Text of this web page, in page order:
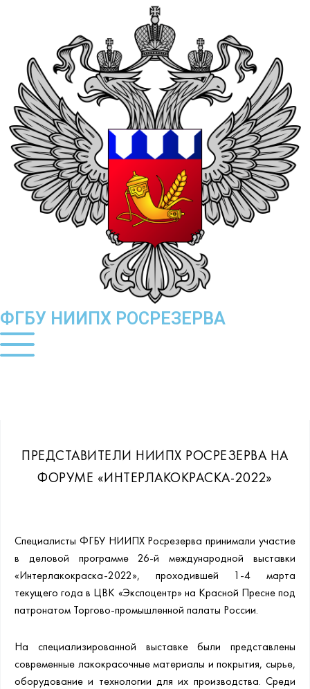
ФГБУ НИИПХ РОСРЕЗЕРВА
ПРЕДСТАВИТЕЛИ НИИПХ РОСРЕЗЕРВА НА
ФОРУМЕ «ИНТЕРЛАКОКРАСКА-2022»
Специалисты ФГБУ НИИПХ Росрезерва принимали участие
в деловой программе 26-й международной выставки
«Интерлакокраска-2022», проходившей 1-4 марта
текущего года в ЦВК «Экспоцентр» на Красной Пресне под
патронатом Торгово-промышленной палаты России.
На специализированной выставке были представлены
современные лакокрасочные материалы и покрытия, сырье,
оборудование и технологии для их производства. Среди